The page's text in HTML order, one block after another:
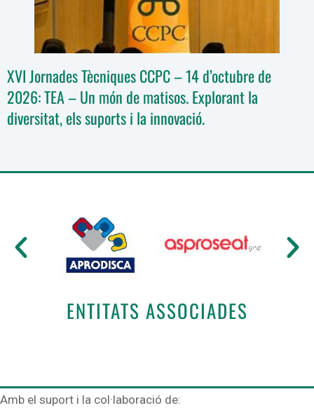
XVI Jornades Tècniques CCPC – 14 d’octubre de
2026: TEA – Un món de matisos. Explorant la
diversitat, els suports i la innovació.
ENTITATS ASSOCIADES
Amb el suport i la col·laboració de: